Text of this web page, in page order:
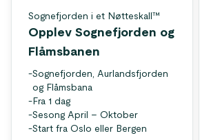
Sognefjorden i et Nøtteskall™
Opplev Sognefjorden og
Flåmsbanen
-Sognefjorden, Aurlandsfjorden
og Flåmsbana
- Fra 1 dag
-Sesong April – Oktober
-Start fra Oslo eller Bergen